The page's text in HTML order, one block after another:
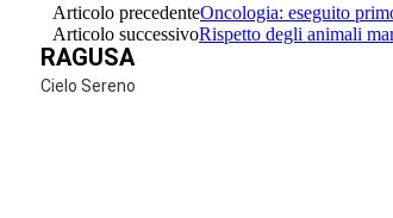
Articolo precedenteOncologia: eseguito
Articolo successivoRispetto degli animali
RAGUSA
Cielo Sereno